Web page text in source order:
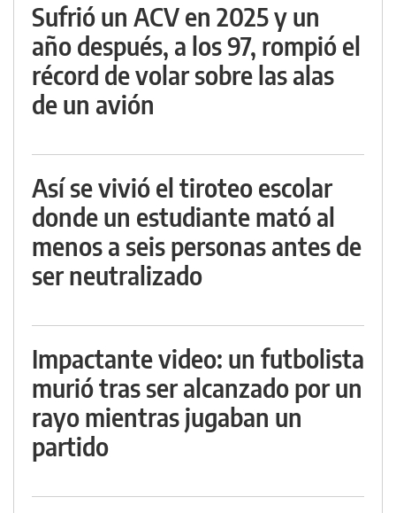
Sufrió un ACV en 2025 y un
año después, a los 97, rompió el
récord de volar sobre las alas
de un avión
Así se vivió el tiroteo escolar
donde un estudiante mató al
menos a seis personas antes de
ser neutralizado
Impactante video: un futbolista
murió tras ser alcanzado por un
rayo mientras jugaban un
partido